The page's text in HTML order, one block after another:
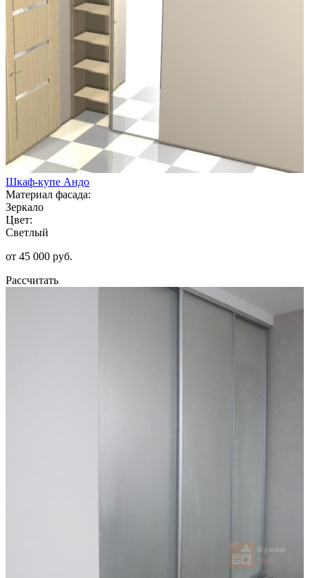
Шкаф-купе Андо
Материал фасада:
Зеркало
Цвет:
Светлый
от 45 000 руб.
Рассчитать